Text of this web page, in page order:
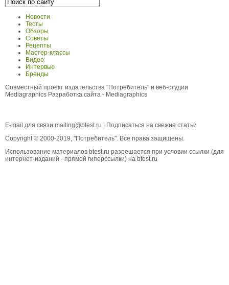
Новости
Тесты
Обзоры
Советы
Рецепты
Мастер-классы
Видео
Интервью
Бренды
Совместный проект издательства "Потребитель" и веб-студии
Mediagraphics Разработка сайта - Mediagraphics
E-mail для связи mailing@btest.ru
Подписаться на свежие статьи
Copyright © 2000-2019, "Потребитель". Все права защищены.
Использование материалов btest.ru разрешается при условии ссылки (для
интернет-изданий - прямой гиперссылки) на btest.ru